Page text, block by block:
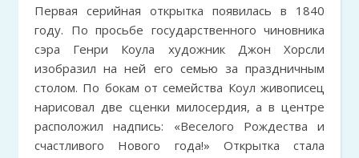
Первая серийная открытка появилась в 1840
году. По просьбе государственного чиновника
сэра Генри Коула художник Джон Хорсли
изобразил на ней его семью за праздничным
столом. По бокам от семейства Коул живописец
нарисовал две сценки милосердия, а в центре
расположил надпись: «Веселого Рождества и
счастливого Нового года!» Открытка стала